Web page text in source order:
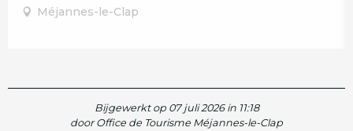
Méjannes-le-Clap
Bijgewerkt op 07 juli 2026 in 11:18
door Office de Tourisme Méjannes-le-Clap